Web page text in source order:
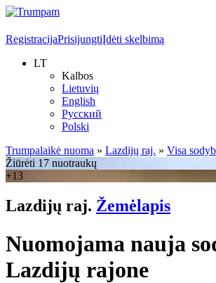
RegistracijaPrisijungtiĮdėti skelbimą
LT
Kalbos
Lietuvių
English
Русский
Polski
Trumpalaikė nuoma » Lazdijų raj. » Visa
Žiūrėti 17 nuotraukų
+13
Lazdijų raj. Žemėlapis
Nuomojama nauja
Lazdijų rajone